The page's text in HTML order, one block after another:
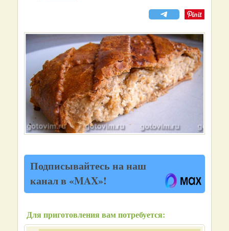
Подписывайтесь на наш
канал в «MAX»!
Для приготовления вам потребуется: